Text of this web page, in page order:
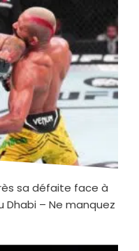
sa défaite face à
Dhabi – Ne manquez